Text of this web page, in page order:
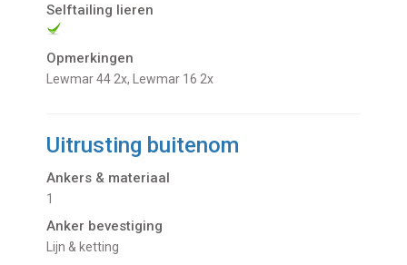
Selftailing lieren
Opmerkingen
Lewmar 44 2x, Lewmar 16 2x
Uitrusting buitenom
Ankers & materiaal
1
Anker bevestiging
Lijn & ketting